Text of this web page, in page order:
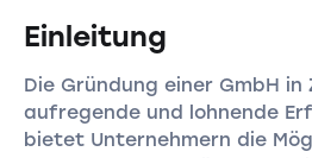
Einleitung
Die Gründung einer GmbH in
aufregende und lohnende
bietet Unternehmern die